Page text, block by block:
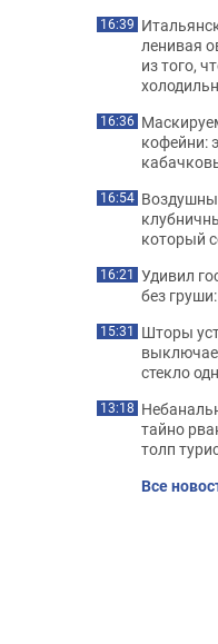
16:39
ленивая
из того,
16:36
кофейни:
16:54
который
16:21 Удивил
без
15:31 Шторы
стекло
13:18
тайно
толп
Все